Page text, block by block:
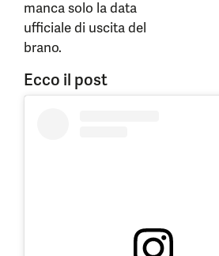
manca solo la data
ufficiale di uscita del
brano.
Ecco il post